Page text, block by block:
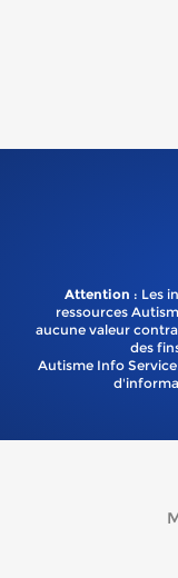
Attention : Les
ressources
aucune valeur
des
Autisme Info